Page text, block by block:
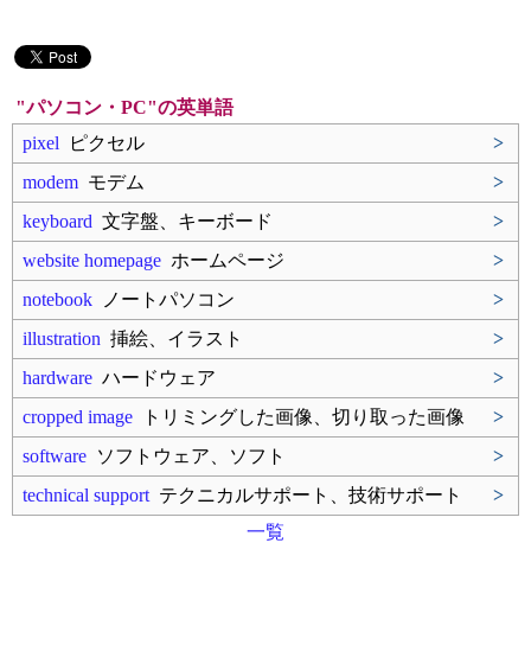
"パソコン・PC"の英単語
pixel ピクセル
>
modem モデム
>
keyboard 文字盤、キーボード
>
website homepage ホームページ
>
notebook ノートパソコン
>
illustration 挿絵、イラスト
>
hardware ハードウェア
>
cropped image トリミングした画像、切り取った画像
>
software ソフトウェア、ソフト
>
technical support テクニカルサポート、技術サポート
>
一覧